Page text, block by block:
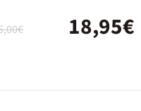
18,95€